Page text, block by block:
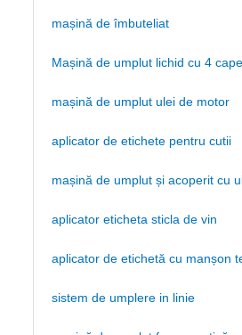
mașină de îmbuteliat
Mașină de umplut lichid cu 4
mașină de umplut ulei de motor
aplicator de etichete pentru cutii
mașină de umplut și acoperit cu
aplicator eticheta sticla de vin
aplicator de etichetă cu manșon
sistem de umplere in linie